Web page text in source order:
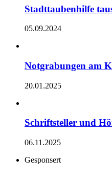
Stadttaubenhilfe
05.09.2024
Notgrabungen am
20.01.2025
Schriftsteller und
06.11.2025
Gesponsert